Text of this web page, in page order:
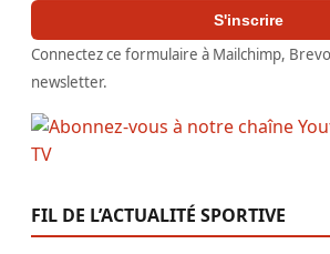
S'inscrire
Connectez ce formulaire à Mailchimp,
newsletter.
FIL DE L’ACTUALITÉ SPORTIVE